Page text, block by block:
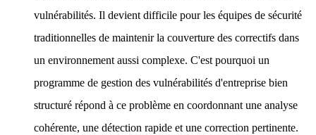
vulnérabilités. Il devient difficile pour les équipes de sécurité
traditionnelles de maintenir la couverture des correctifs dans
un environnement aussi complexe. C'est pourquoi un
programme de gestion des vulnérabilités d'entreprise bien
structuré répond à ce problème en coordonnant une analyse
cohérente, une détection rapide et une correction pertinente.